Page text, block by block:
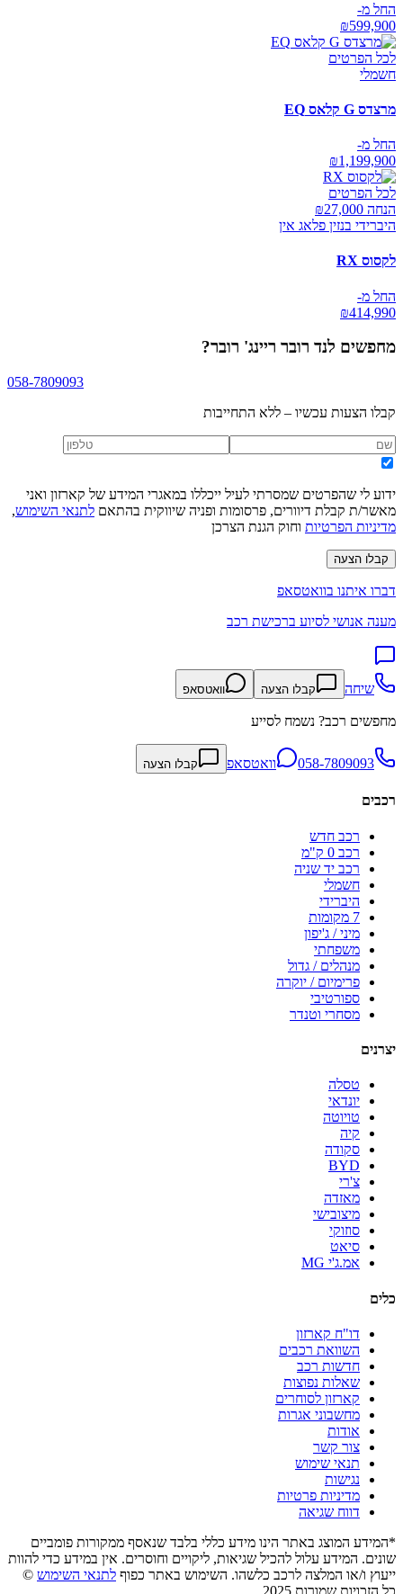
החל מ-
₪599,900
לכל הפרטים
חשמלי
מרצדס G קלאס EQ
החל מ-
₪1,199,900
לכל הפרטים
הנחה ₪ 27,000
היברידי בנזין פלאג אין
לקסוס RX
החל מ-
₪414,990
מחפשים לנד רובר ריינג' רובר?
058-7809093
קבלו הצעות עכשיו – ללא התחייבות
ידוע לי שהפרטים שמסרתי לעיל ייכללו במאגרי המידע של קארזון ואני
מאשר/ת קבלת דיוורים, פרסומות ופניה שיווקית בהתאם לתנאי השימוש,
מדיניות הפרטיות וחוק הגנת הצרכן
קבלו הצעה
דברו איתנו בוואטסאפ
מענה אנושי לסיוע ברכישת רכב
שיחה קבלו הצעה וואטסאפ
מחפשים רכב? נשמח לסייע
058-7809093 וואטסאפ קבלו הצעה
רכבים
רכב חדש
רכב 0 ק"מ
רכב יד שניה
חשמלי
היברידי
7 מקומות
מיני / ג'יפון
משפחתי
מנהלים / גדול
פרימיום / יוקרה
ספורטיבי
מסחרי וטנדר
יצרנים
טסלה
יונדאי
טויוטה
קיה
סקודה
BYD
צ'רי
מאזדה
מיצובישי
סוזוקי
סיאט
אמ.ג'י MG
כלים
דו"ח קארזון
השוואת רכבים
חדשות רכב
שאלות נפוצות
קארזון לסוחרים
מחשבוני אגרות
אודות
צור קשר
תנאי שימוש
נגישות
מדיניות פרטיות
דווח שגיאה
*המידע המוצג באתר הינו מידע כללי בלבד שנאסף ממקורות פומביים
שונים. המידע עלול להכיל שגיאות, ליקויים וחוסרים. אין במידע כדי להוות
ייעוץ ו/או המלצה לרכב כלשהו. השימוש באתר כפוף לתנאי השימוש ©
כל הזכויות שמורות 2025